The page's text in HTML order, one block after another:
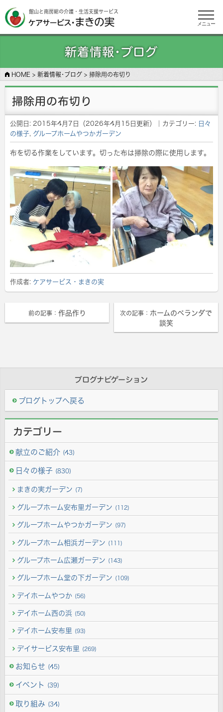
館山と南房総の介護・生活支援サービス
メニュー
新着情報･ブログ
HOME > 新着情報･ブログ > 掃除用の布切り
掃除用の布切り
公開日: 2015年4月7日 （2026年4月15日更新） ｜カテゴリー: 日々
の様子, グループホームやつかガーデン
布を切る作業をしています。切った布は掃除の際に使用します。
作成者: ケアサービス・まきの実
前の記事： 作品作り 次の記事： ホームのベランダで
談笑
ブログナビゲーション
ブログトップへ戻る
カテゴリー
献立のご紹介 (43)
日々の様子 (830)
まきの実ガーデン (7)
グループホーム安布里ガーデン (112)
グループホームやつかガーデン (97)
グループホーム相浜ガーデン (111)
グループホーム広瀬ガーデン (143)
グループホーム堂の下ガーデン (109)
デイホームやつか (56)
デイホーム西の浜 (50)
デイホーム安布里 (93)
デイサービス安布里 (269)
お知らせ (45)
イベント (39)
取り組み (34)